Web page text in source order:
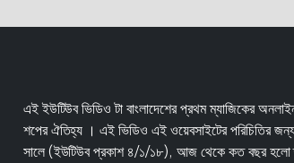
এই ইউটিউব ভিডিও টা বাংলাদেশের প্রথম ম্যাজিকের
শপের ঐতিহ্য । এই ভিডিও এই ওয়েবসাইটের পরিচিতির
সালে (ইউটিউব প্রকাশ ৪/১/১৮), আজ থেকে কত বছর